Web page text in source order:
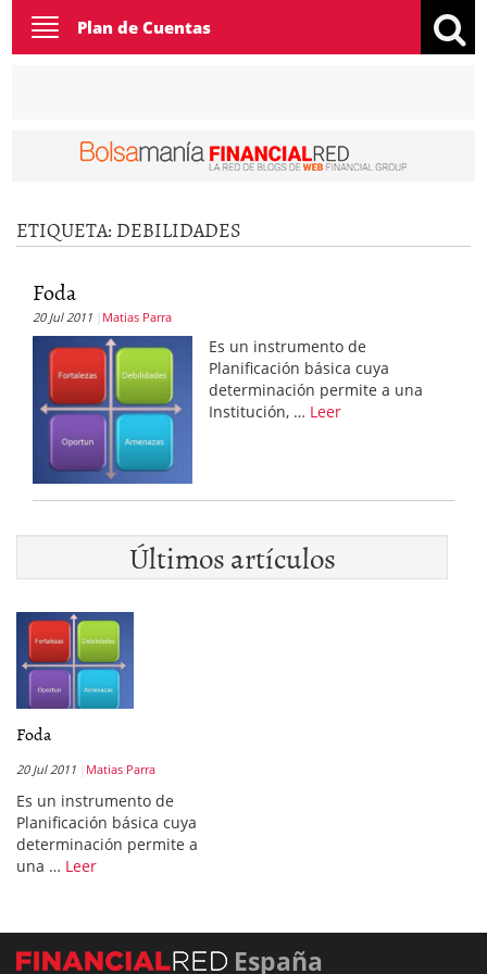
Toggle
navigation
Plan de Cuentas
ETIQUETA: DEBILIDADES
Foda
20 Jul 2011 Matias Parra
Es un instrumento de
Planificación básica cuya
determinación permite a una
Institución, … Leer
Últimos artículos
Foda
20 Jul 2011 Matias Parra
Es un instrumento de
Planificación básica cuya
determinación permite a
una … Leer
España